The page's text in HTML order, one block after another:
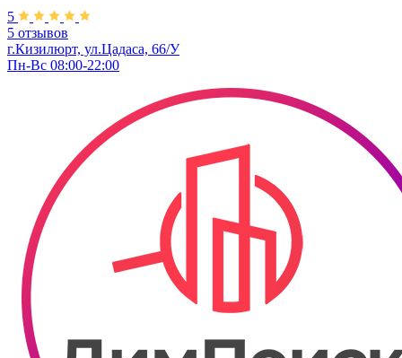
5
5 отзывов
г.Кизилюрт, ​ул.Цадаса, 66/У
Пн-Вс 08:00-22:00